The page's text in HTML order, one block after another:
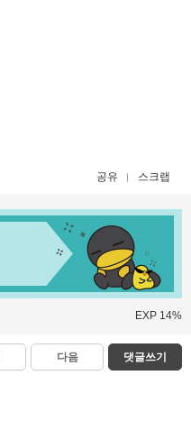
공유 스크랩
EXP 14%
다음 댓글쓰기